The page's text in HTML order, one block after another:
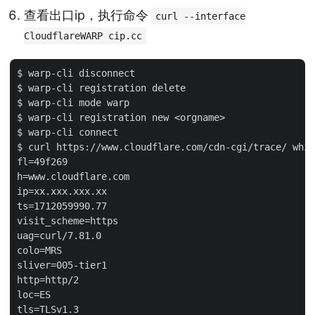
查看出口ip，执行命令
curl --interface
CloudflareWARP cip.cc
$ warp-cli disconnect
$ warp-cli registration delete
$ warp-cli mode warp
$ warp-cli registration new <orgname>
$ warp-cli connect
$ curl https://www.cloudflare.com/cdn-cgi/trace/
fl=49f269
h=www.cloudflare.com
ip=xx.xxx.xxx.xx
ts=1712059990.77
visit_scheme=https
uag=curl/7.81.0
colo=MRS
sliver=005-tier1
http=http/2
loc=ES
tls=TLSv1.3